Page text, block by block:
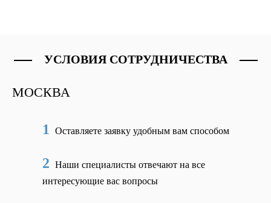
УСЛОВИЯ СОТРУДНИЧЕСТВА
МОСКВА
1 Оставляете заявку удобным вам способом
2 Наши специалисты отвечают на все
интересующие вас вопросы